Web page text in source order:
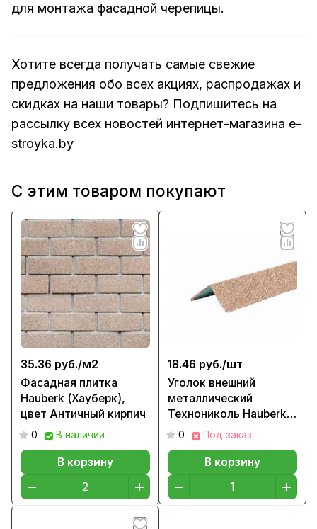
для монтажа фасадной черепицы.
Хотите всегда получать самые свежие
предложения обо всех акциях, распродажах и
скидках на наши товары? Подпишитесь на
рассылку всех новостей интернет-магазина e-
stroyka.by
С этим товаром покупают
35.36 руб./м2
Фасадная плитка
Hauberk (Хауберк),
цвет Античный кирпич
0 В наличии
В корзину
18.46 руб./шт
Уголок внешний
металлический
Технониколь Hauberk
цвет Коричнево-
0 Под заказ
В корзину